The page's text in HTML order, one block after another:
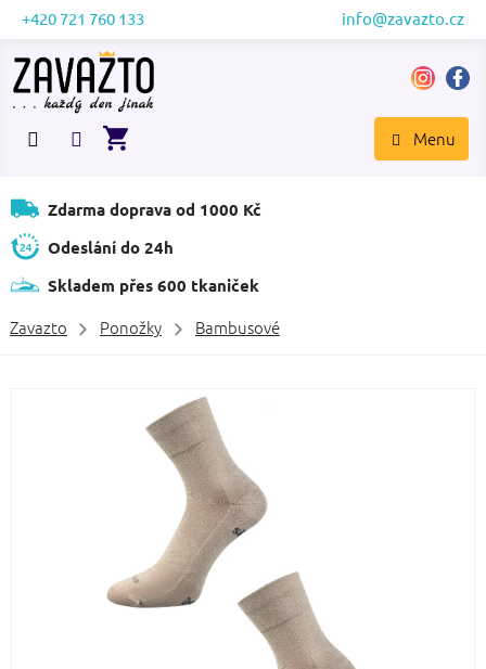
Přejít
obsah
+420 721 760 133 info@zavazto.cz
NÁKUPNÍ
Zdarma doprava od 1000 Kč
Odeslání do 24h
Skladem přes 600 tkaniček
Zavazto Ponožky Bambusové